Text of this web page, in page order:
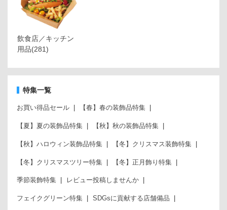
飲食店／キッチン
用品(281)
特集一覧
お買い得品セール 【春】春の装飾品特集
【夏】夏の装飾品特集 【秋】秋の装飾品特集
【秋】ハロウィン装飾品特集 【冬】クリスマス装飾特集
【冬】クリスマスツリー特集 【冬】正月飾り特集
季節装飾特集 レビュー投稿しませんか
フェイクグリーン特集 SDGsに貢献する店舗備品